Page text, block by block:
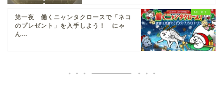
第一夜 働くニャンタクロースで「ネコ
のプレゼント」を入手しよう！ にゃ
ん...